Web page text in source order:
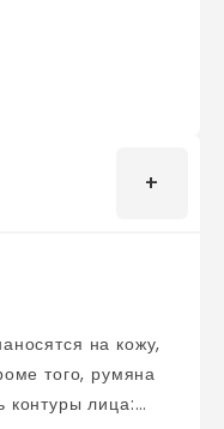
того, румяна
контуры лица: